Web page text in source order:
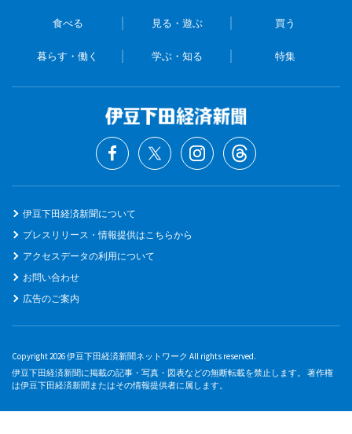
食べる 見る・遊ぶ 買う
暮らす・働く 学ぶ・知る 特集
伊豆下田経済新聞について
プレスリリース・情報提供はこちらから
アクセスデータの利用について
お問い合わせ
広告のご案内
Copyright 2026 伊豆下田経済新聞ネットワーク All rights reserved.
伊豆下田経済新聞に掲載の記事・写真・図表などの無断転載を禁止します。 著作権
は伊豆下田経済新聞またはその情報提供者に属します。